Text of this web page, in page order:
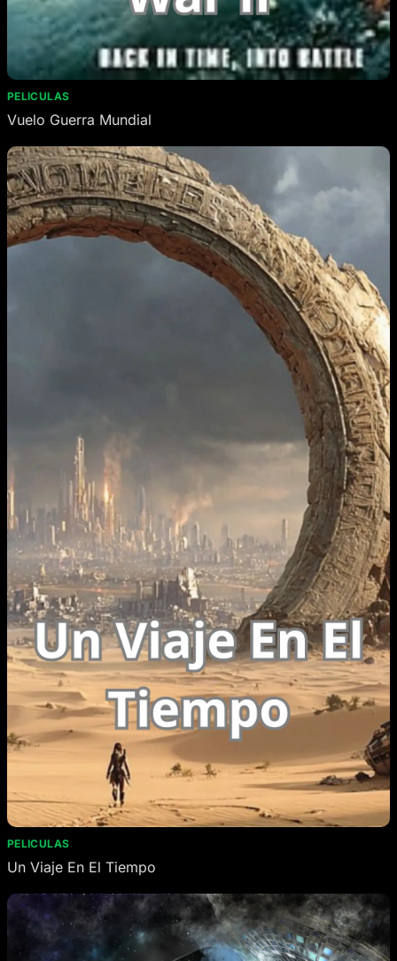
PELICULAS
Vuelo Guerra Mundial
PELICULAS
Un Viaje En El Tiempo